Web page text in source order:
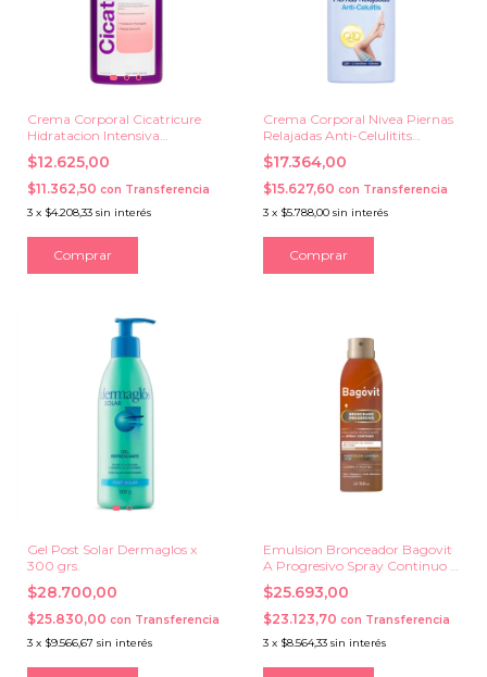
Crema Corporal Cicatricure
Hidratacion Intensiva
Antiestrias x 400 ml.
$12.625,00
$11.362,50 con Transferencia
3 x $4.208,33 sin interés
Crema Corporal Nivea Piernas
Relajadas Anti-Celulitits
400ml.
$17.364,00
$15.627,60 con Transferencia
3 x $5.788,00 sin interés
Gel Post Solar Dermaglos x
300 grs.
$28.700,00
$25.830,00 con Transferencia
3 x $9.566,67 sin interés
Emulsion Bronceador Bagovit
A Progresivo Spray Continuo x
150 ml.
$25.693,00
$23.123,70 con Transferencia
3 x $8.564,33 sin interés